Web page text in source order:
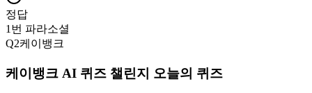
정답
1번 파라소셜
Q2케이뱅크
케이뱅크 AI 퀴즈 챌린지 오늘의 퀴즈